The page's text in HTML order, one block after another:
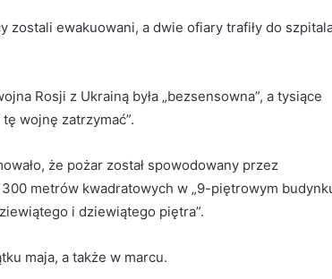
ewakuowani, a dwie ofiary trafiły do
Rosji z Ukrainą była „bezsensowna”, a tysiące
wojnę zatrzymać”.
że pożar został spowodowany przez
metrów kwadratowych w „9-piętrowym
i dziewiątego piętra”.
maja, a także w marcu.